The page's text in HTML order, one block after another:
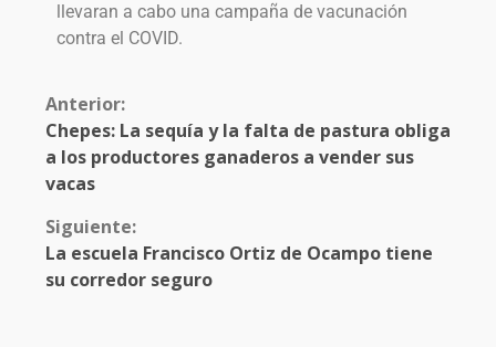
llevaran a cabo una campaña de vacunación
contra el COVID.
Anterior:
Chepes: La sequía y la falta de pastura obliga
a los productores ganaderos a vender sus
vacas
Siguiente:
La escuela Francisco Ortiz de Ocampo tiene
su corredor seguro